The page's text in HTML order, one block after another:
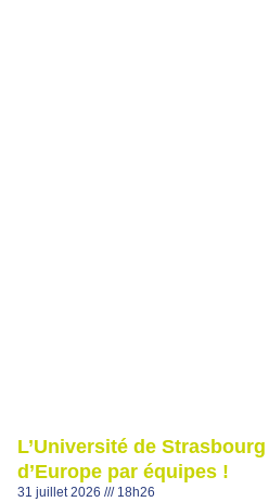
L’Université de
d’Europe par équipes !
31 juillet 2026 18h26